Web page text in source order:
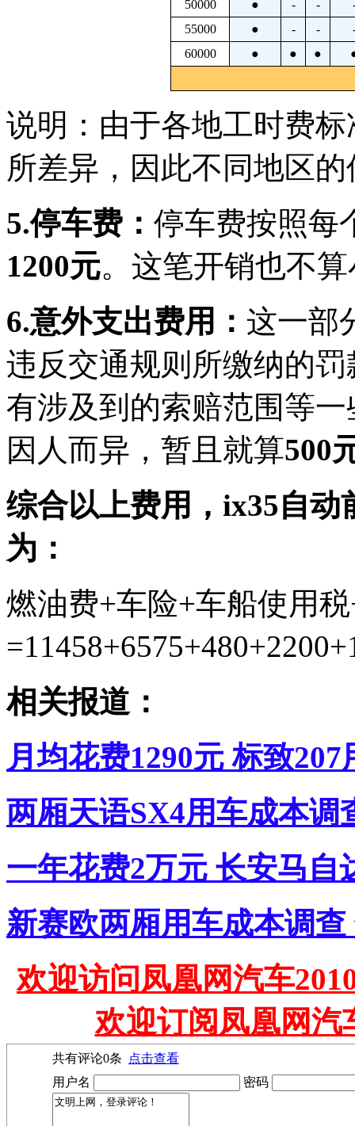
50000 ● - -
55000
● - -
60000
● ● ●
说明：由于各地工时费
所差异，因此不同地区
5.停车费： 停车费按照每
1200元。这笔开销也不
6.意外支出费用： 这一部
违反交通规则所缴纳的
有涉及到的索赔范围等
因人而异，暂且就算500
综合以上费用，ix35自
为：
燃油费+车险+车船使用
相关报道：
月均花费1290元 标致
两厢天语SX4用车成本调
一年花费2万元 长安马自
新赛欧两厢用车成本调
欢迎访问凤凰网汽车
欢迎订阅凤凰网汽
共有评论0条
点击查看
用户名
密码